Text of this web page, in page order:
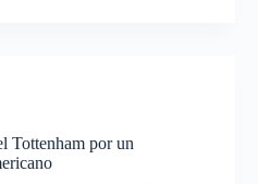
Tottenham por un